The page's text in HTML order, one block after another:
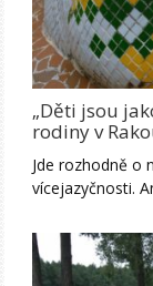
„Děti jsou
rodiny v
Jde rozhodně o
vícejazyčnosti.